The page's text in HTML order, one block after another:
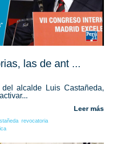
las de ant ...
del alcalde Luis Castañeda,
Leer más
revocatoria